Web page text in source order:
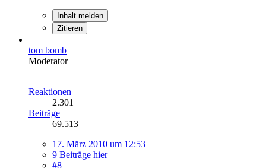
Inhalt melden
Zitieren
tom bomb
Moderator
Reaktionen
2.301
Beiträge
69.513
17. März 2010 um 12:53
9 Beiträge hier
#8